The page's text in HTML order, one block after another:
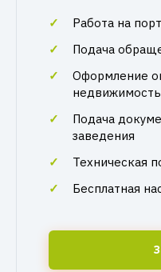
Работа на
Подача
Оформление
Подача
заведения
Техническая
Бесплатная